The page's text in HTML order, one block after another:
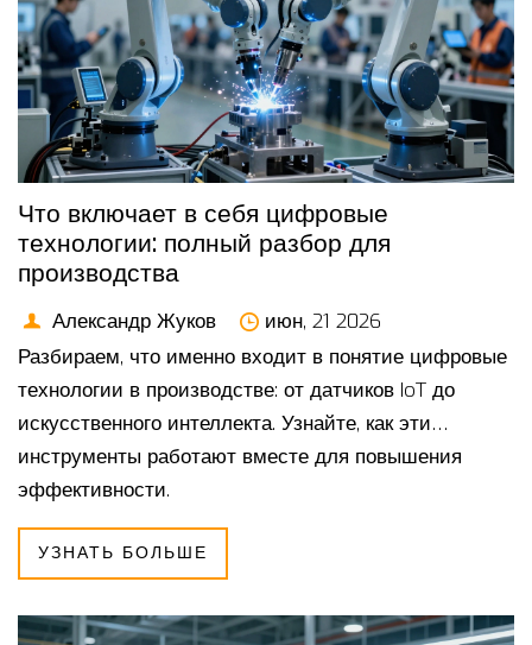
Что включает в себя цифровые
технологии: полный разбор для
производства
Александр Жуков
июн, 21 2026
Разбираем, что именно входит в понятие цифровые
технологии в производстве: от датчиков IoT до
искусственного интеллекта. Узнайте, как эти
инструменты работают вместе для повышения
эффективности.
УЗНАТЬ БОЛЬШЕ